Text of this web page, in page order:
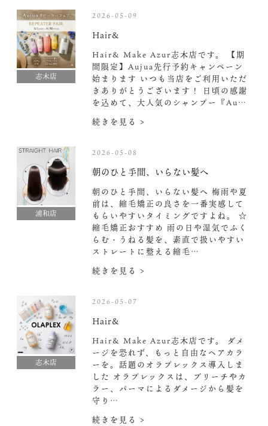
志木店
2026-05-09
Hair&
Hair& Make Azur志木店です。 【期
間限定】Aujua先行予約キャンペーン
始まります いつも当店をご利用いただ
きありがとうございます！ 日頃の感謝
を込めて、大人気のシャンプー『Au…
続きを見る >
浦和店
2026-05-08
朝のひと手間、いらない髪へ
朝のひと手間、いらない髪へ 梅雨や夏
前は、縮毛矯正の良さを一番実感して
もらいやすいタイミングですよね。 ☆
縮毛矯正おすすめ 雨の日や湿気でふく
らむ・うねる髪を、素直で扱いやすい
ストレートに整える縮毛…
続きを見る >
志木店
2026-05-07
Hair&
Hair& Make Azur志木店です。 ダメ
ージを恐れず、もっと自由なヘアカラ
ーを。話題のオラプレックス導入しま
した️ オラプレックスは、ブリーチやカ
ラー、パーマによるダメージから髪を
守り…
続きを見る >